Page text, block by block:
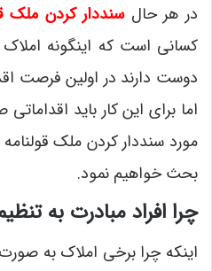
در هر حالسنددار کردن ملک
کسانی است که اینگونه املاک
دوست دارند در اولین فرصت
اما برای این کار باید
مورد سنددار کردن ملک
بحث خواهیم نمود.
چرا افراد مبادرت به
اینکه چرا برخی املاک به